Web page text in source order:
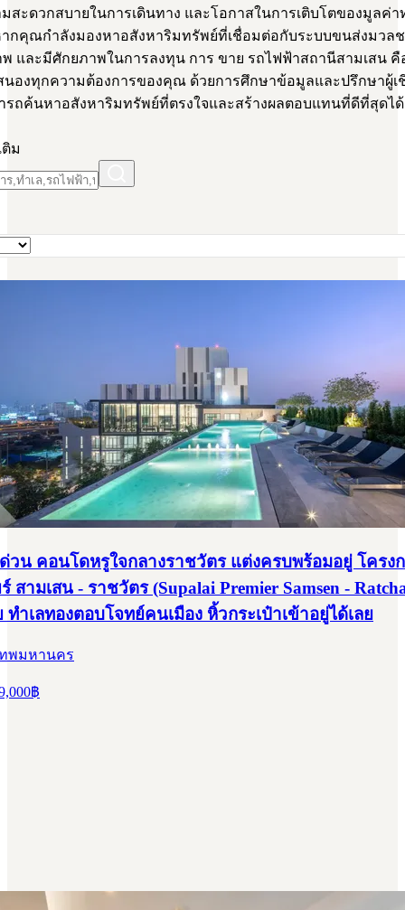
สะดวกสบายในการเดินทาง และโอกาสในการเติบโตของมูลค่
ากคุณกำลังมองหาอสังหาริมทรัพย์ที่เชื่อมต่อกับระบบขนส่งมวล
และมีศักยภาพในการลงทุน การ ขาย รถไฟฟ้าสถานีสามเสน
องทุกความต้องการของคุณ ด้วยการศึกษาข้อมูลและปรึกษาผู้เ
ถค้นหาอสังหาริมทรัพย์ที่ตรงใจและสร้างผลตอบแทนที่ดีที่สุดได้
ติม
วน คอนโดหรูใจกลางราชวัตร แต่งครบพร้อมอยู่ โครง
สามเสน - ราชวัตร (Supalai Premier Samsen -
ทำเลทองตอบโจทย์คนเมือง หิ้วกระเป๋าเข้าอยู่ได้เลย
ทพมหานคร
฿